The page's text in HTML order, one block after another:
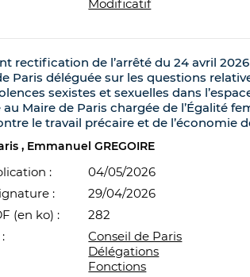
Modificatif
rectification de l’arrêté du 24 avril
Paris déléguée sur les questions
sexistes et sexuelles dans
au Maire de Paris chargée de l’Égalité
le travail précaire et de l’économie
Emmanuel GREGOIRE
:
04/05/2026
:
29/04/2026
(en ko) :
282
Conseil de Paris
Délégations
Fonctions